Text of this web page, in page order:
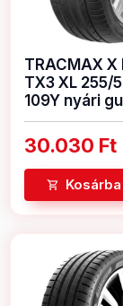
TRACMAX X
TX3 XL 255/
109Y nyári
30.030 Ft
Kosárba